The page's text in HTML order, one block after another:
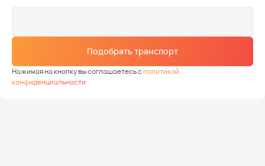
Подобрать транспорт
Нажимая на кнопку вы соглашаетесь сполитикой
конфиденциальности